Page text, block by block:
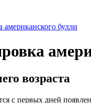
американского булли
возраста
с первых дней